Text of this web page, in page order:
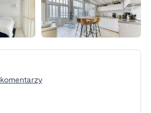
komentarzy